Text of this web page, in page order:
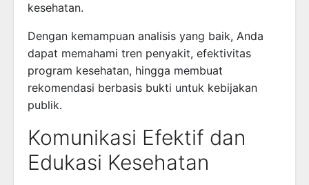
kesehatan.
Dengan kemampuan analisis yang baik, Anda
dapat memahami tren penyakit, efektivitas
program kesehatan, hingga membuat
rekomendasi berbasis bukti untuk kebijakan
publik.
Komunikasi Efektif dan
Edukasi Kesehatan